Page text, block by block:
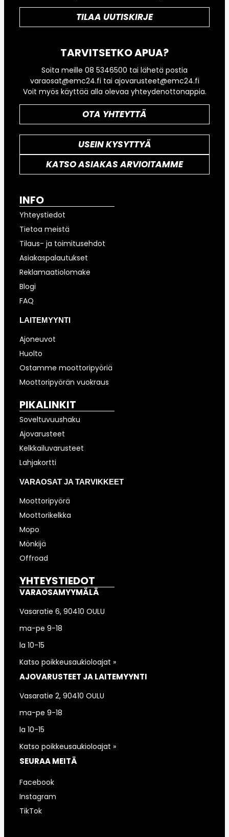
TILAA UUTISKIRJE
TARVITSETKO APUA?
Soita meille 08 5346500 tai lähetä postia
varaosat@emc24.fi tai ajovarusteet@emc24.fi
Voit myös käyttää alla olevaa yhteydenottonappia.
OTA YHTEYTTÄ
USEIN KYSYTTYÄ
KATSO ASIAKAS ARVIOITAMME
INFO
Yhteystiedot
Tietoa meistä
Tilaus- ja toimitusehdot
Asiakaspalautukset
Reklamaatiolomake
Blogi
FAQ
LAITEMYYNTI
Ajoneuvot
Huolto
Ostamme moottoripyöriä
Moottoripyörän vuokraus
PIKALINKIT
Soveltuvuushaku
Ajovarusteet
Kelkkailuvarusteet
Lahjakortti
VARAOSAT JA TARVIKKEET
Moottoripyörä
Moottorikelkka
Mopo
Mönkijä
Offroad
YHTEYSTIEDOT
VARAOSAMYYMÄLÄ
Vasaratie 6, 90410 OULU
ma-pe 9-18
la 10-15
Katso poikkeusaukioloajat »
AJOVARUSTEET JA LAITEMYYNTI
Vasaratie 2, 90410 OULU
ma-pe 9-18
la 10-15
Katso poikkeusaukioloajat »
SEURAA MEITÄ
Facebook
Instagram
TikTok